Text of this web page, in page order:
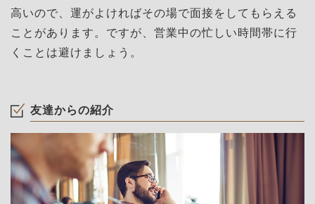
高いので、運がよければその場で面接をしてもらえる
ことがあります。ですが、営業中の忙しい時間帯に行
くことは避けましょう。
友達からの紹介